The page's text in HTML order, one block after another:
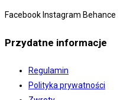
Facebook Instagram Behance
Przydatne informacje
Regulamin
Polityka prywatności